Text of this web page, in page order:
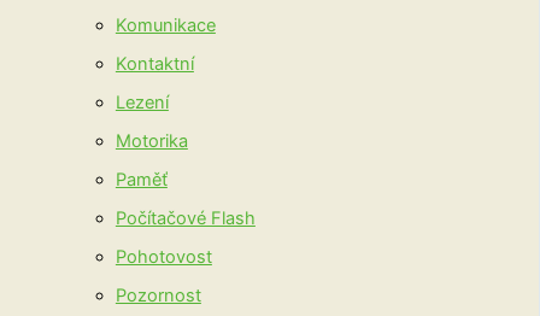
Komunikace
Kontaktní
Lezení
Motorika
Paměť
Počítačové Flash
Pohotovost
Pozornost